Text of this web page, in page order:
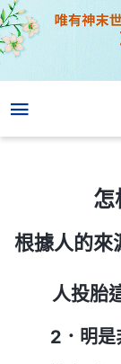
怎
根據人的來
人投胎
2．明是